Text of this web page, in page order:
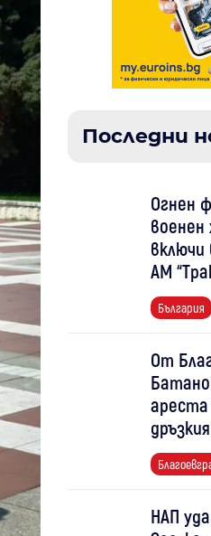
Последни
Огнен
военен
АМ
България
От
НАП